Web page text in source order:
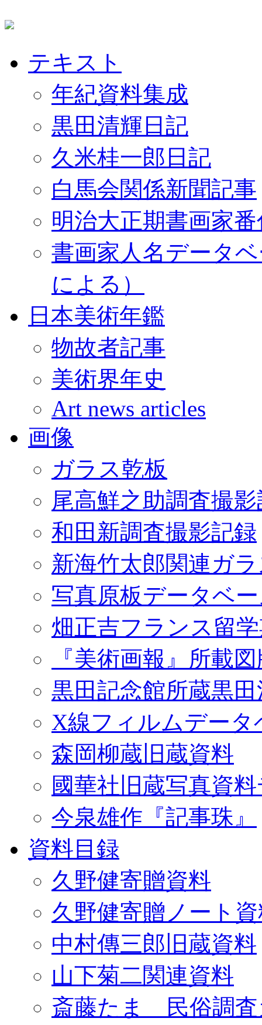
テキスト
年紀資料集成
黒田清輝日記
久米桂一郎日記
白馬会関係新聞記事
明治大正期書画家
書画家人名データ
による）
日本美術年鑑
物故者記事
美術界年史
Art news articles
画像
ガラス乾板
尾高鮮之助調査撮
和田新調査撮影記録
新海竹太郎関連ガ
写真原板データベ
畑正吉フランス留
『美術画報』所載
黒田記念館所蔵黒
X線フィルムデータ
森岡柳蔵旧蔵資料
國華社旧蔵写真資
今泉雄作『記事珠』
資料目録
久野健寄贈資料
久野健寄贈ノート
中村傳三郎旧蔵資料
山下菊二関連資料
斎藤たま 民俗調査